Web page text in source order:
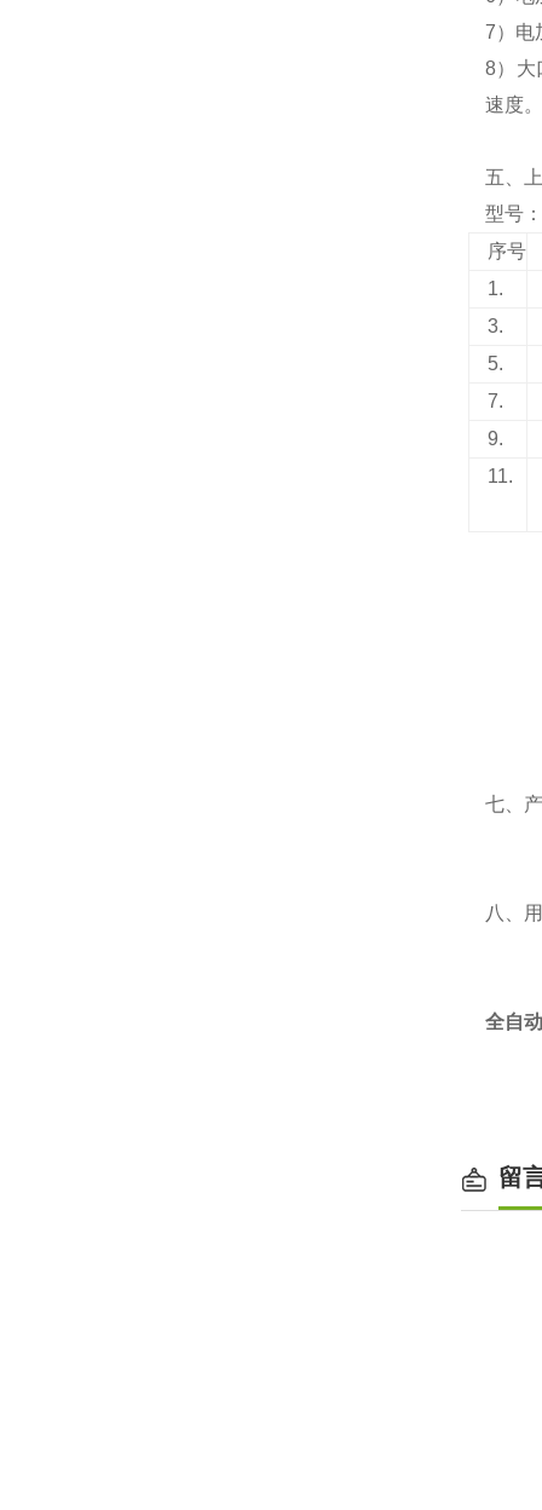
7）电
8）大
速度。
五、
型号
序号
1.
3.
5.
7.
9.
11.
七、
八、
全自
留